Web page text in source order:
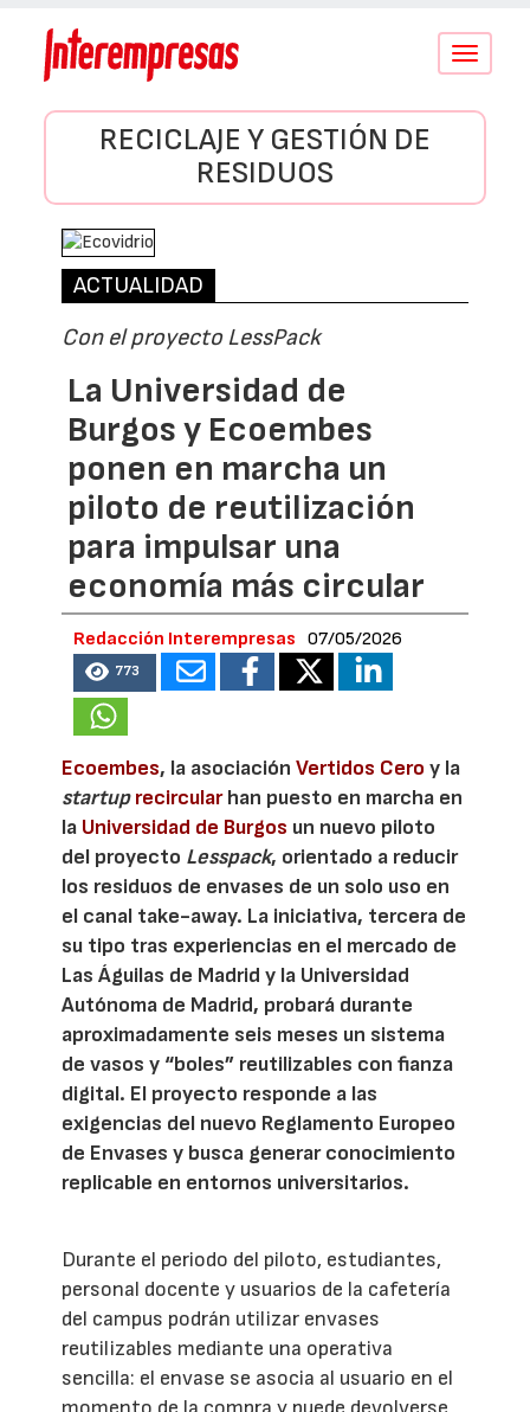
Conmutar
RECICLAJE Y GESTIÓN DE
RESIDUOS
ACTUALIDAD
Con el proyecto LessPack
La Universidad de
Burgos y Ecoembes
ponen en marcha un
piloto de reutilización
para impulsar una
economía más circular
Redacción Interempresas 07/05/2026
773
Ecoembes, la asociaciónVertidos Cero y la
startup recircularhan puesto en marcha en
la Universidad de Burgos un nuevo piloto
del proyecto Lesspack, orientado a reducir
los residuos de envases de un solo uso en
el canal take-away. La iniciativa, tercera de
su tipo tras experiencias en el mercado de
Las Águilas de Madrid y la Universidad
Autónoma de Madrid, probará durante
aproximadamente seis meses un sistema
de vasos y “boles” reutilizables con fianza
digital. El proyecto responde a las
exigencias del nuevo Reglamento Europeo
de Envases y busca generar conocimiento
replicable en entornos universitarios.
Durante el periodo del piloto, estudiantes,
personal docente y usuarios de la cafetería
del campus podrán utilizar envases
reutilizables mediante una operativa
sencilla: el envase se asocia al usuario en el